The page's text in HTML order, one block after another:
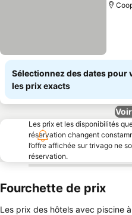
Sélectionnez des dates pour
les prix exacts
Les prix et les disponibilités
réservation changent
l’offre affichée sur trivago ne
réservation.
Fourchette de prix
Les prix des hôtels avec piscine